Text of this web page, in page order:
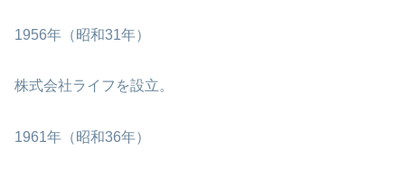
1956年（昭和31年）
株式会社ライフを設立。
1961年（昭和36年）